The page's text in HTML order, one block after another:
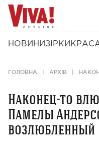
НОВИНИ ЗІРКИ
ГОЛОВНА АРХІВ
Наконец-то
Памелы
возлюбленный